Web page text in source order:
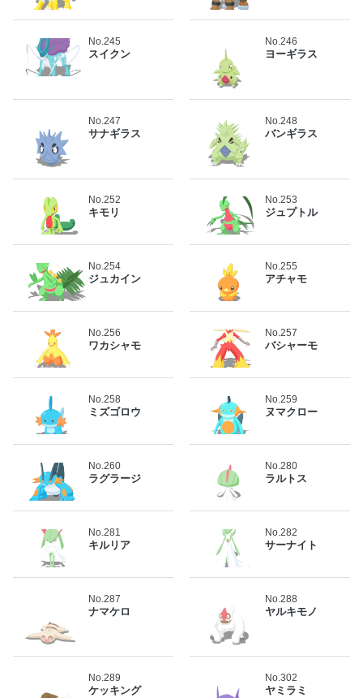
No.245
スイクン
No.246
ヨーギラス
No.247
サナギラス
No.248
バンギラス
No.252
キモリ
No.253
ジュプトル
No.254
ジュカイン
No.255
アチャモ
No.256
ワカシャモ
No.257
バシャーモ
No.258
ミズゴロウ
No.259
ヌマクロー
No.260
ラグラージ
No.280
ラルトス
No.281
キルリア
No.282
サーナイト
No.287
ナマケロ
No.288
ヤルキモノ
No.289
ケッキング
No.302
ヤミラミ